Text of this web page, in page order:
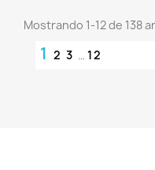
Mostrando 1-12 de 138
1 2 3 … 12